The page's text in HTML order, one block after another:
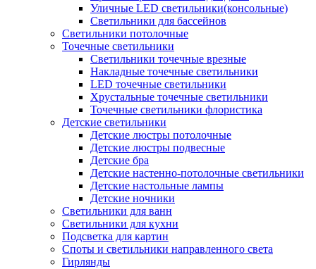
Уличные LED светильники(консольные)
Светильники для бассейнов
Светильники потолочные
Точечные светильники
Светильники точечные врезные
Накладные точечные светильники
LED точечные светильники
Хрустальные точечные светильники
Точечные светильники флористика
Детские светильники
Детские люстры потолочные
Детские люстры подвесные
Детские бра
Детские настенно-потолочные светильники
Детские настольные лампы
Детские ночники
Светильники для ванн
Светильники для кухни
Подсветка для картин
Споты и светильники направленного света
Гирлянды